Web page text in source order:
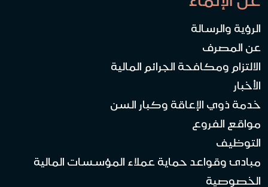
الرؤية والرسالة
عن المصرف
الالتزام ومكافحة الجرائم المالية
الأخبار
خدمة ذوي الإعاقة وكبار السن
مواقع الفروع
التوظيف
مبادئ وقواعد حماية عملاء المؤسسات المالية
الخصوصية